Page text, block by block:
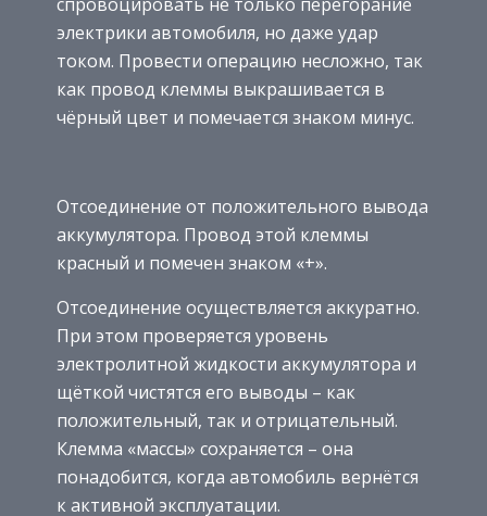
электрики автомобиля, но даже удар
током. Провести операцию несложно, так
как провод клеммы выкрашивается в
чёрный цвет и помечается знаком минус.
Отсоединение от положительного вывода
аккумулятора. Провод этой клеммы
красный и помечен знаком «+».
Отсоединение осуществляется аккуратно.
При этом проверяется уровень
электролитной жидкости аккумулятора и
щёткой чистятся его выводы – как
положительный, так и отрицательный.
Клемма «массы» сохраняется – она
понадобится, когда автомобиль вернётся
к активной эксплуатации.